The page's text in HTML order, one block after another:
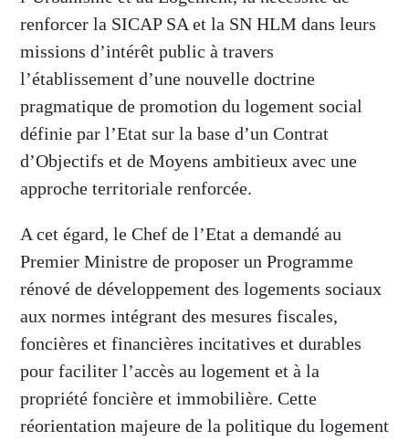
renforcer la SICAP SA et la SN HLM dans leurs
missions d’intérêt public à travers
l’établissement d’une nouvelle doctrine
pragmatique de promotion du logement social
définie par l’Etat sur la base d’un Contrat
d’Objectifs et de Moyens ambitieux avec une
approche territoriale renforcée.
A cet égard, le Chef de l’Etat a demandé au
Premier Ministre de proposer un Programme
rénové de développement des logements sociaux
aux normes intégrant des mesures fiscales,
foncières et financières incitatives et durables
pour faciliter l’accès au logement et à la
propriété foncière et immobilière. Cette
réorientation majeure de la politique du logement